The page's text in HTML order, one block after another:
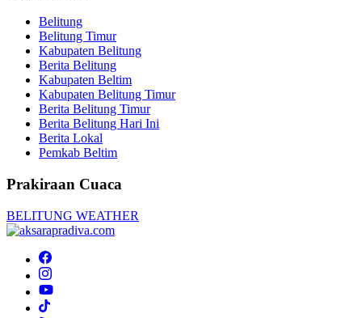
Belitung
Belitung Timur
Kabupaten Belitung
Berita Belitung
Kabupaten Beltim
Kabupaten Belitung Timur
Berita Belitung Timur
Berita Belitung Hari Ini
Berita Lokal
Pemkab Beltim
Prakiraan Cuaca
BELITUNG WEATHER